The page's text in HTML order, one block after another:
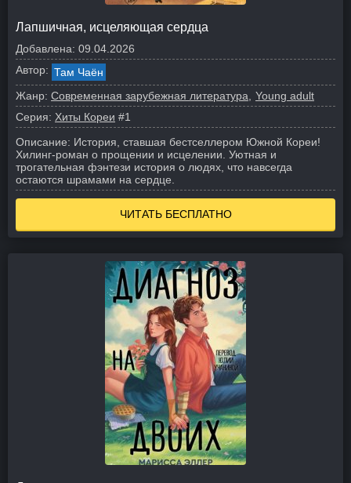
Лапшичная, исцеляющая сердца
Добавлена: 09.04.2026
Автор: Там Чаён
Жанр: Современная зарубежная литература
Young adult
Серия: Хиты Кореи #1
Описание: История, ставшая бестселлером Южной Кореи!
Хилинг-роман о прощении и исцелении. Уютная и
трогательная фэнтези история о людях, что навсегда
остаются шрамами на сердце.
ЧИТАТЬ БЕСПЛАТНО